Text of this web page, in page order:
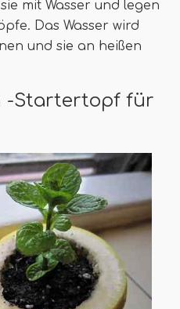
mit Wasser und legen
Das Wasser wird
und sie an heißen
-Startertopf für